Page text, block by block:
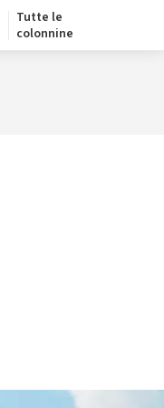
Tutte le
colonnine